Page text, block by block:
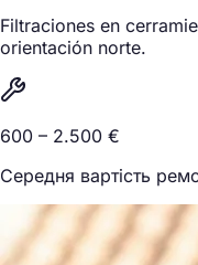
Filtraciones en
orientación norte.
600 – 2.500 €
Середня вартість